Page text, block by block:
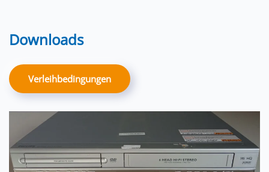
Downloads
Verleihbedingungen